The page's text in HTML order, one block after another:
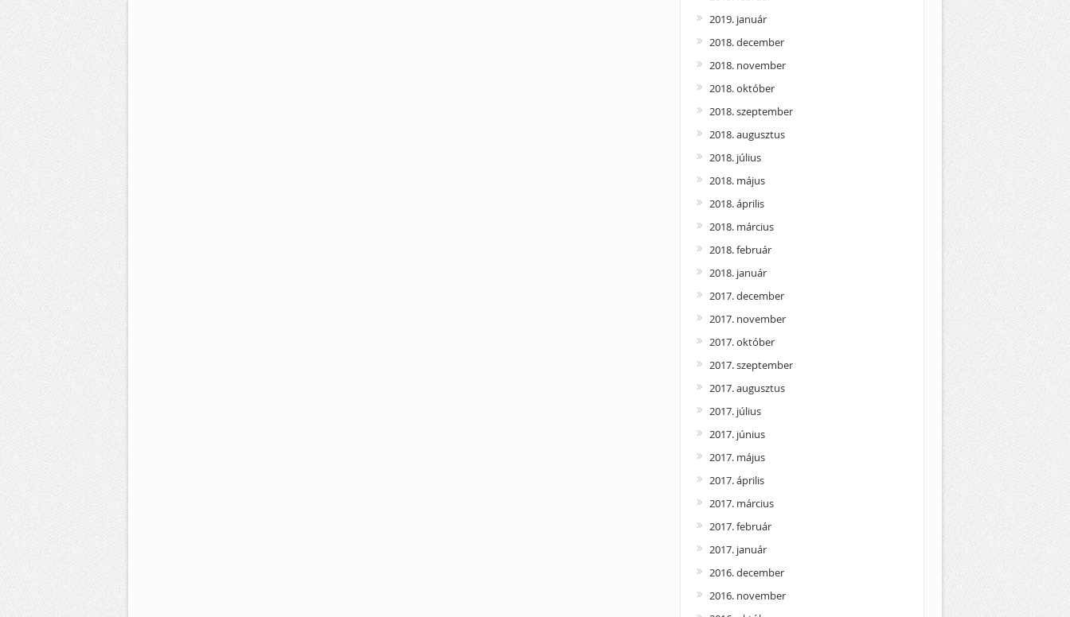
2019. január
2018. december
2018. november
2018. október
2018. szeptember
2018. augusztus
2018. július
2018. május
2018. április
2018. március
2018. február
2018. január
2017. december
2017. november
2017. október
2017. szeptember
2017. augusztus
2017. július
2017. június
2017. május
2017. április
2017. március
2017. február
2017. január
2016. december
2016. november